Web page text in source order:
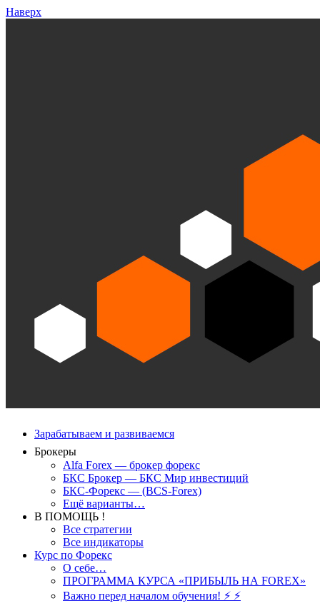
Наверх
Зарабатываем и развиваемся
Брокеры
Alfa Forex — брокер форекс
БКС Брокер — БКС Мир инвестиций
БКС-Форекс — (BCS-Forex)
Ещё варианты…
В ПОМОЩЬ !
Все стратегии
Все индикаторы
Курс по Форекс
О себе…
ПРОГРАММА КУРСА «ПРИБЫЛЬ НА FOREX»
Важно перед началом обучения! ⚡ ⚡